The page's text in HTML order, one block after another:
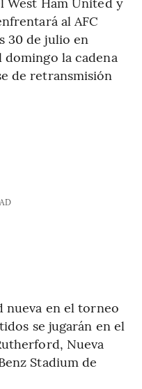
al AFC
30 de julio en
la cadena
de retransmisión
nueva en el torneo
se jugarán en el
Nueva
Stadium de